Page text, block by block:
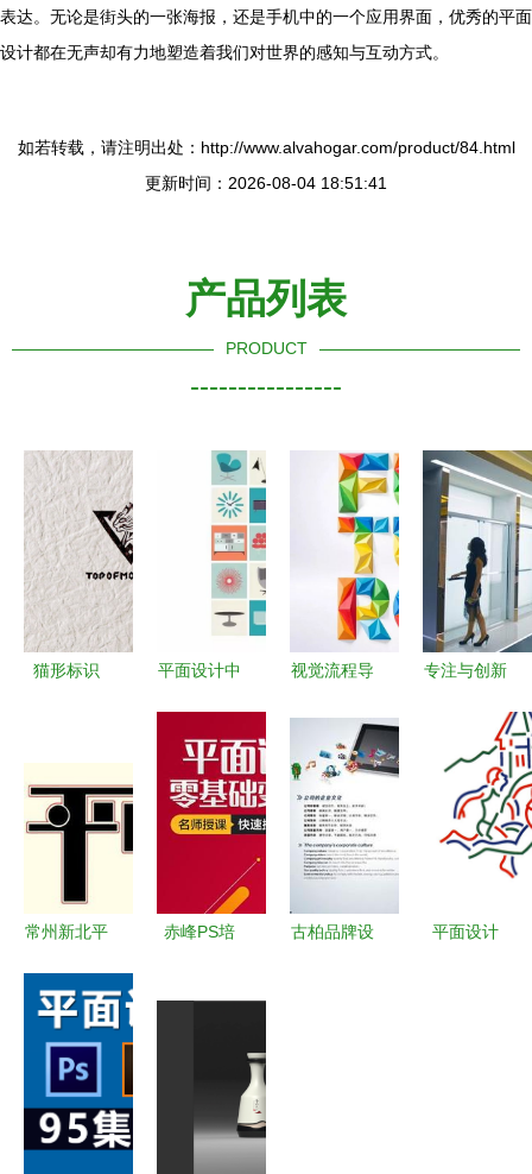
表达。无论是街头的一张海报，还是手机中的一个应用界面，优秀的平面
设计都在无声却有力地塑造着我们对世界的感知与互动方式。
如若转载，请注明出处：http://www.alvahogar.com/product/84.html
更新时间：2026-08-04 18:51:41
产品列表
PRODUCT
----------------
猫形标识
平面设计中
值得借鉴的
经典风向标
视觉流程导
计中的专业
布局技巧与
实践
专注与创新
浴总经理危
五祥的20年
淋浴房设计
之路
常州新北平
告设计培训
全攻略 哪
里学最靠
谱？
赤峰PS培
基础到精通
古柏品牌设
平面设计